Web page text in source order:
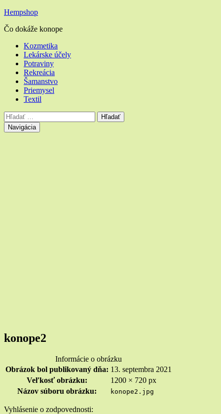
Hempshop
Čo dokáže konope
Hlavné
menu
Kozmetika
Lekárske účely
Potraviny
Rekreácia
Šamanstvo
Priemysel
Textil
Vyhľadávanie
Hľadať:
Navigácia
konope2
Informácie o obrázku
Obrázok bol publikovaný dňa: 13. septembra 2021
Veľkosť obrázku:
1200 × 720 px
Názov súboru obrázku:
konope2.jpg
Widgety
Vyhlásenie o zodpovednosti: